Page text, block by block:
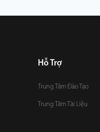
Hỗ Trợ
Trung Tâm Đào Tạo
Trung Tâm Tài Liệu